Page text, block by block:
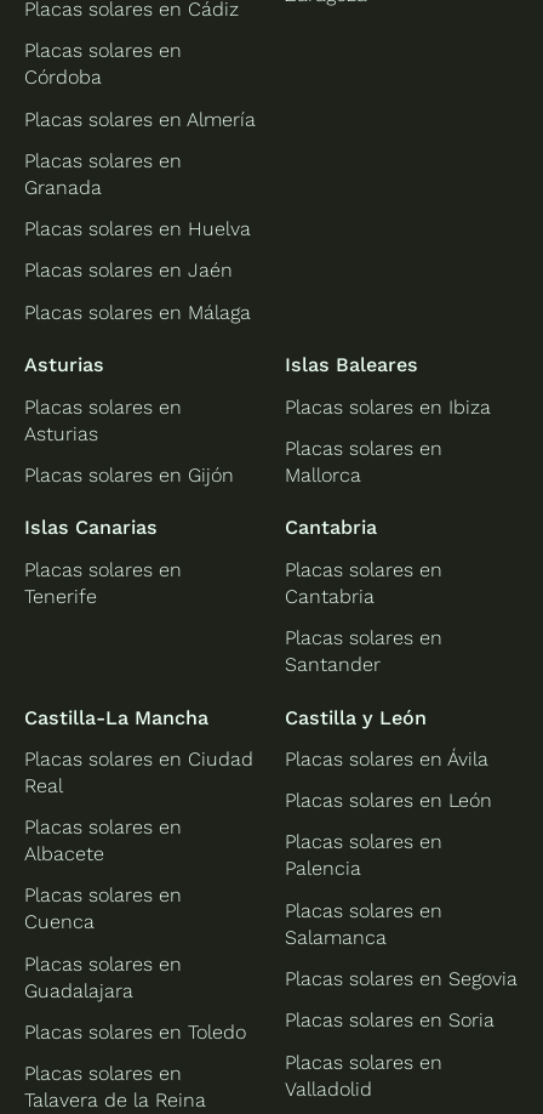
Placas solares en Cádiz
Placas solares en
Córdoba
Placas solares en Almería
Placas solares en
Granada
Placas solares en Huelva
Placas solares en Jaén
Placas solares en Málaga
Asturias
Placas solares en
Asturias
Placas solares en Gijón
Islas Baleares
Placas solares en Ibiza
Placas solares en
Mallorca
Islas Canarias
Placas solares en
Tenerife
Cantabria
Placas solares en
Cantabria
Placas solares en
Santander
Castilla-La Mancha
Placas solares en Ciudad
Real
Placas solares en
Albacete
Placas solares en
Cuenca
Placas solares en
Guadalajara
Placas solares en Toledo
Placas solares en
Talavera de la Reina
Castilla y León
Placas solares en Ávila
Placas solares en León
Placas solares en
Palencia
Placas solares en
Salamanca
Placas solares en Segovia
Placas solares en Soria
Placas solares en
Valladolid